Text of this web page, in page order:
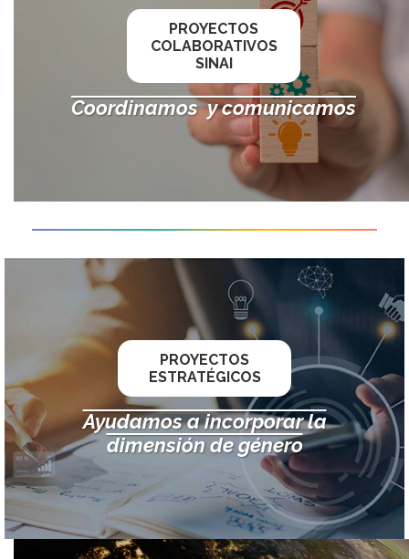
PROYECTOS
COLABORATIVOS
SINAI
Coordinamos y comunicamos
PROYECTOS
ESTRATÉGICOS
Ayudamos a incorporar la
dimensión de género